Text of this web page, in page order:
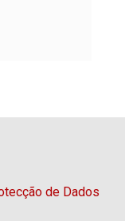
de Dados